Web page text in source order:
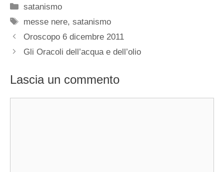
Categorie
satanismo
Tag
messe nere,satanismo
Oroscopo 6 dicembre 2011
Gli Oracoli dell’acqua e dell’olio
Lascia un commento